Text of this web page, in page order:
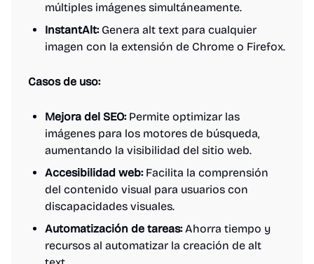
múltiples imágenes simultáneamente.
InstantAlt:Genera alt text para cualquier
imagen con la extensión de Chrome o Firefox.
Casos de uso:
Mejora del SEO:Permite optimizar las
imágenes para los motores de búsqueda,
aumentando la visibilidad del sitio web.
Accesibilidad web:Facilita la comprensión
del contenido visual para usuarios con
discapacidades visuales.
Automatización de tareas:Ahorra tiempo y
recursos al automatizar la creación de alt